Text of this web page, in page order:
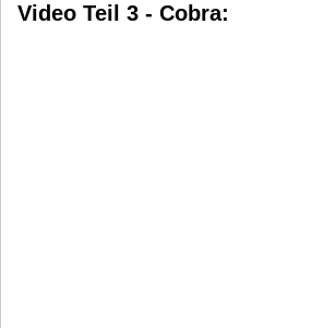
Video Teil 3 - Cobra: